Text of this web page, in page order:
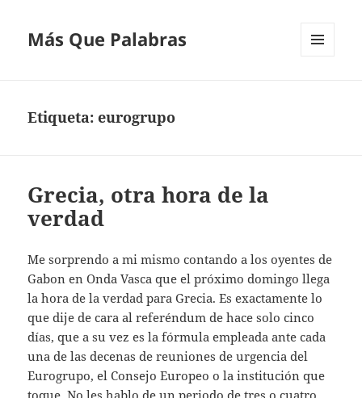
Más Que Palabras
Etiqueta:eurogrupo
Grecia, otra hora de la
verdad
Me sorprendo a mi mismo contando a los oyentes de
Gabon en Onda Vasca que el próximo domingo llega
la hora de la verdad para Grecia. Es exactamente lo
que dije de cara al referéndum de hace solo cinco
días, que a su vez es la fórmula empleada ante cada
una de las decenas de reuniones de urgencia del
Eurogrupo, el Consejo Europeo o la institución que